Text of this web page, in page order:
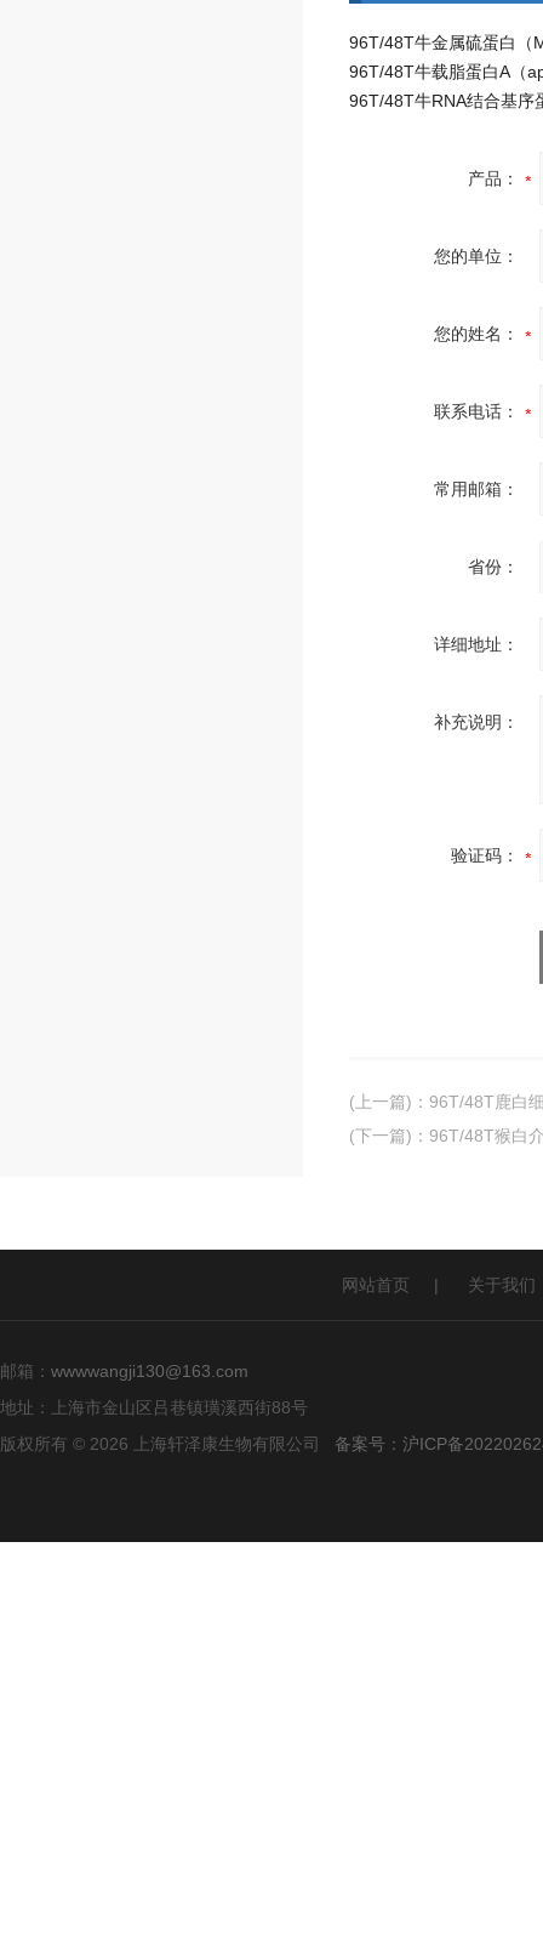
产品：
您的单位：
您的姓名：
联系电话：
常用邮箱：
省份：
详细地址：
补充说明：
验证码：
(上一篇) ： 96T/48T鹿白
(下一篇) ： 96T/48T猴白
网站首页 | 关于我们
邮箱： wwwwangji130@163.com
地址：上海市金山区吕巷镇璜溪西街88号
版权所有 © 2026 上海轩泽康生物有限公司 备案号：沪ICP备